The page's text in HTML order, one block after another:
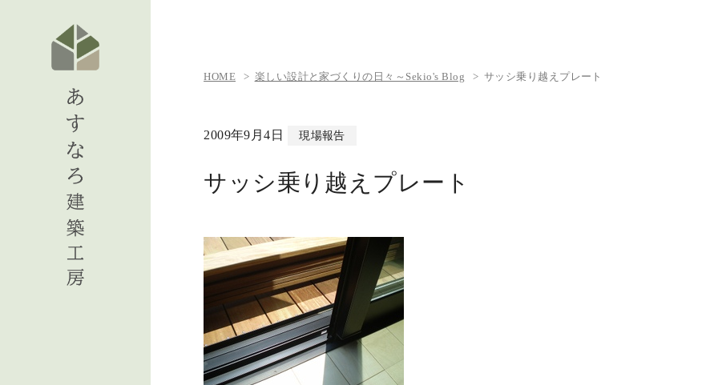
HOME 楽しい設計と家づくりの日々～Sekio's Blog サッシ乗り越えプレート
2009年9月4日 現場報告
サッシ乗り越えプレート